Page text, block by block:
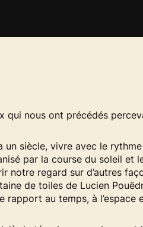
qui nous ont précédés
un siècle, vivre avec le
par la course du soleil et
notre regard sur d’autres
de toiles de Lucien
rapport au temps, à l’espace